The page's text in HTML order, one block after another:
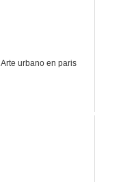
Arte urbano en paris